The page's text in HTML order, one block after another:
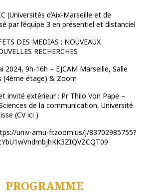
(Universités d’Aix-Marseille et de
par l’équipe 3 en présentiel et distanciel
DES MEDIAS : NOUVEAUX
RECHERCHES
2024, 9h-16h – EJCAM Marseille, Salle
(4ème étage) & Zoom
invité extérieur : Pr Thilo Von Pape –
de la communication, Université
(CV ici )
univ-amu-fr.zoom.us/j/83702985755?
PROGRAMME